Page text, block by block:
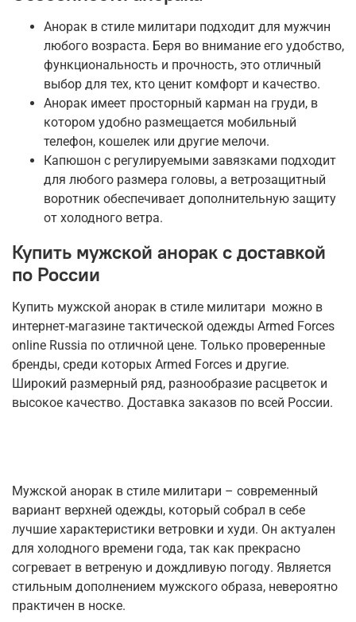
Анорак в стиле милитари подходит для мужчин
любого возраста. Беря во внимание его удобство,
функциональность и прочность, это отличный
выбор для тех, кто ценит комфорт и качество.
Анорак имеет просторный карман на груди, в
котором удобно размещается мобильный
телефон, кошелек или другие мелочи.
Капюшон с регулируемыми завязками подходит
для любого размера головы, а ветрозащитный
воротник обеспечивает дополнительную защиту
от холодного ветра.
Купить мужской анорак с доставкой
по России
Купить мужской анорак в стиле милитари можно в
интернет-магазине тактической одежды Armed Forces
online Russia по отличной цене. Только проверенные
бренды, среди которых Armed Forces и другие.
Широкий размерный ряд, разнообразие расцветок и
высокое качество. Доставка заказов по всей России.
Мужской анорак в стиле милитари – современный
вариант верхней одежды, который собрал в себе
лучшие характеристики ветровки и худи. Он актуален
для холодного времени года, так как прекрасно
согревает в ветреную и дождливую погоду. Является
стильным дополнением мужского образа, невероятно
практичен в носке.